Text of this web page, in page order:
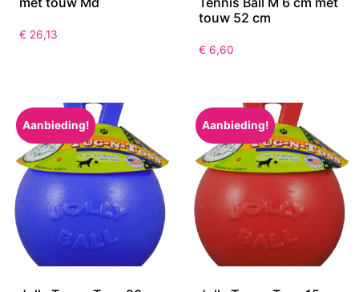
€ 26,13
touw 52 cm
€ 6,60
Aanbieding! Aanbieding!